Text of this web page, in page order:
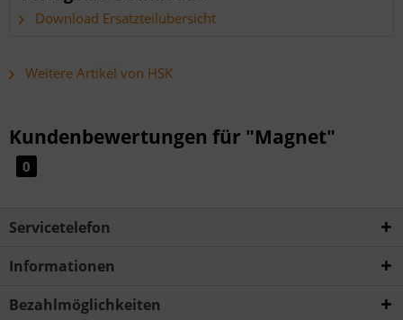
Download Ersatzteilübersicht
Weitere Artikel von HSK
Kundenbewertungen für "Magnet"
0
Servicetelefon
Informationen
Bezahlmöglichkeiten